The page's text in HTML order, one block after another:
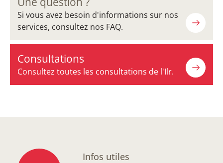
Si vous avez besoin d'informations sur nos
services, consultez nos FAQ.
Consultations
Consultez toutes les consultations de l'Ilr.
Infos utiles